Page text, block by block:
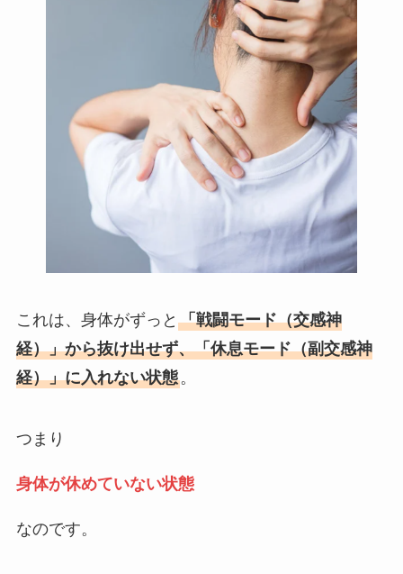
これは、身体がずっと 「戦闘モード（交感神
経）」から抜け出せず、「休息モード（副交感神
経）」に入れない状態。
つまり
身体が休めていない状態
なのです。